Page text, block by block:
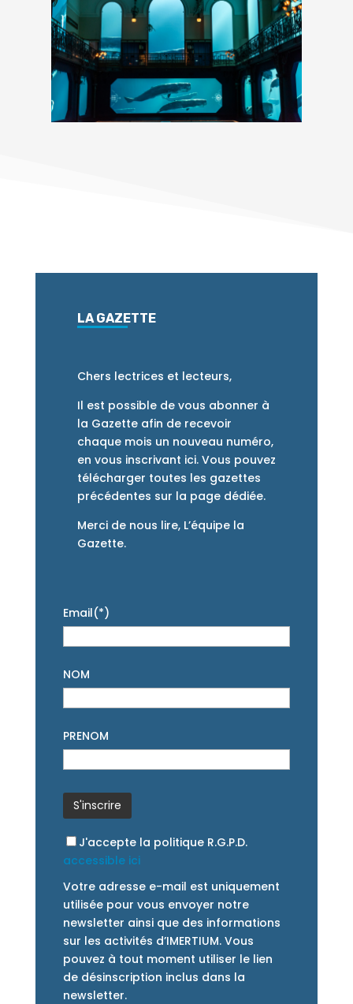
LA GAZETTE
Chers lectrices et lecteurs,
Il est possible de vous abonner à
la Gazette afin de recevoir
chaque mois un nouveau numéro,
en vous inscrivant ici. Vous pouvez
télécharger toutes les gazettes
précédentes sur la page dédiée.
Merci de nous lire, L’équipe la
Gazette.
Email(*)
NOM
PRENOM
J'accepte la politique R.G.P.D.
accessible ici
Votre adresse e-mail est uniquement
utilisée pour vous envoyer notre
newsletter ainsi que des informations
sur les activités d’IMERTIUM. Vous
pouvez à tout moment utiliser le lien
de désinscription inclus dans la
newsletter.